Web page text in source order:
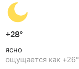
+28°
ясно
ощущается как +26°